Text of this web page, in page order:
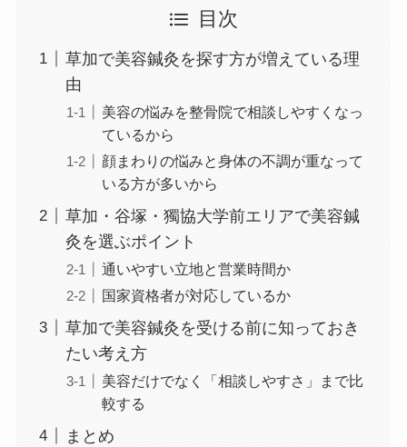
目次
草加で美容鍼灸を探す方が増えている理
由
美容の悩みを整骨院で相談しやすくなっ
ているから
顔まわりの悩みと身体の不調が重なって
いる方が多いから
草加・谷塚・獨協大学前エリアで美容鍼
灸を選ぶポイント
通いやすい立地と営業時間か
国家資格者が対応しているか
草加で美容鍼灸を受ける前に知っておき
たい考え方
美容だけでなく「相談しやすさ」まで比
較する
まとめ